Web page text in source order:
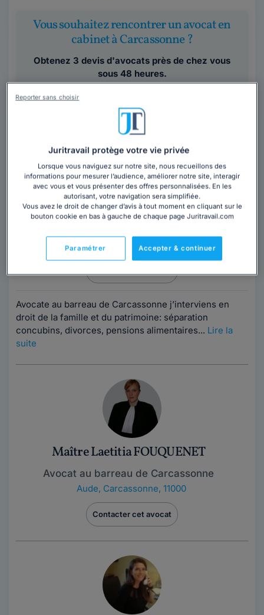
Vous souhaitez rencontrer un avocat en
cabinet à Carcassonne ?
Obtenez 3 devis d'avocats près de chez vous
sous 48 heures.
Maître Elisabeth MOUTACH-THENE
Aude,Carcassonne, 11000
Avocate au barreau de Carcassonne j’interviens en
droit de la famille et du patrimoine: séparation
concubins, divorces, pensions alimentaires... Lire la
suite
Maître Laetitia FOUQUENET
Avocat au barreau de Carcassonne
Aude, Carcassonne, 11000
Contacter cet avocat
Juritravail protège votre vie privée
Lorsque vous naviguez sur notre site, nous recueillons des
informations pour mesurer l’audience, améliorer notre site, interagir
avec vous et vous présenter des offres personnalisées. En les
autorisant, votre navigation sera simplifiée.
Vous avez le droit de changer d’avis à tout moment en cliquant sur le
bouton cookie en bas à gauche de chaque page Juritravail.com
Accepter & continuer
Paramétrer
Reporter sans choisir